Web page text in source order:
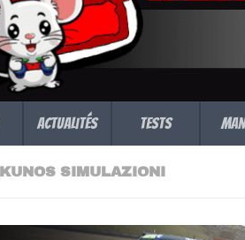
Actualités Tests
KUNOS SIMULAZIONI